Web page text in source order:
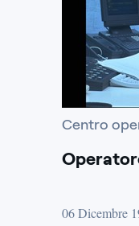
Centro
06 Dicembre